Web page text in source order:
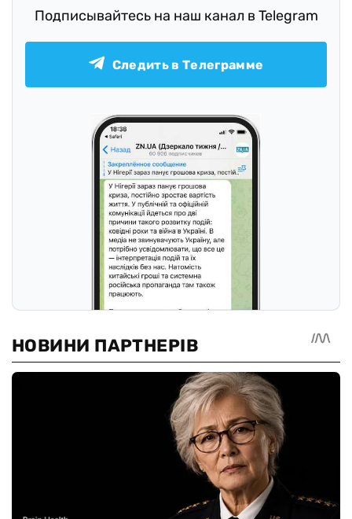
Подписывайтесь на наш канал в Telegram
Следить в Телеграмме